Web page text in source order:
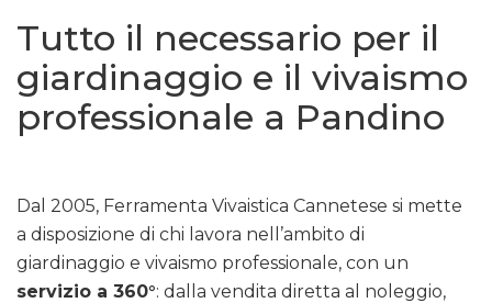
Tutto il necessario per il
giardinaggio e il vivaismo
professionale a Pandino
Dal 2005, Ferramenta Vivaistica Cannetese si mette
a disposizione di chi lavora nell’ambito di
giardinaggio e vivaismo professionale, con un
servizio a 360°: dalla vendita diretta al noleggio,